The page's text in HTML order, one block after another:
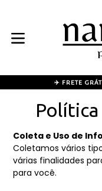
conteúdo
✈️ FRETE
Coleta e Uso de
Coletamos vários
várias finalidades
para você.